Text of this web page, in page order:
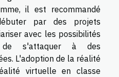
il est recommandé
par des projets
avec les possibilités
de s'attaquer à des
L'adoption de la réalité
virtuelle en classe